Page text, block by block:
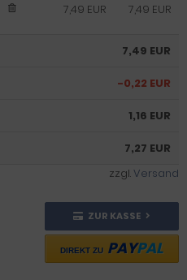
7,49 EUR
7,49 EUR
7,49 EUR
-0,22 EUR
1,16 EUR
7,27 EUR
zzgl.Versand
ZUR KASSE
DIREKT ZU PAYPAL